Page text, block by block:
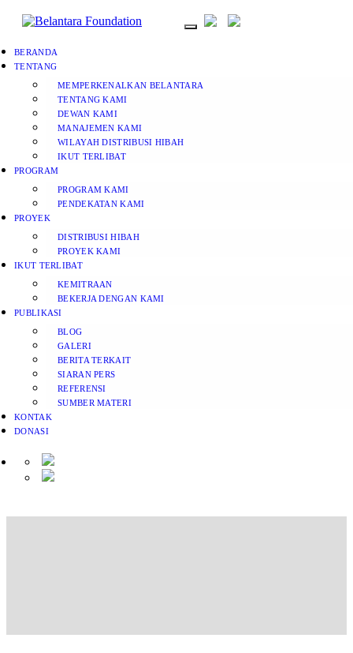
BERANDA
TENTANG
MEMPERKENALKAN BELANTARA
TENTANG KAMI
DEWAN KAMI
MANAJEMEN KAMI
WILAYAH DISTRIBUSI HIBAH
IKUT TERLIBAT
PROGRAM
PROGRAM KAMI
PENDEKATAN KAMI
PROYEK
DISTRIBUSI HIBAH
PROYEK KAMI
IKUT TERLIBAT
KEMITRAAN
BEKERJA DENGAN KAMI
PUBLIKASI
BLOG
GALERI
BERITA TERKAIT
SIARAN PERS
REFERENSI
SUMBER MATERI
KONTAK
DONASI